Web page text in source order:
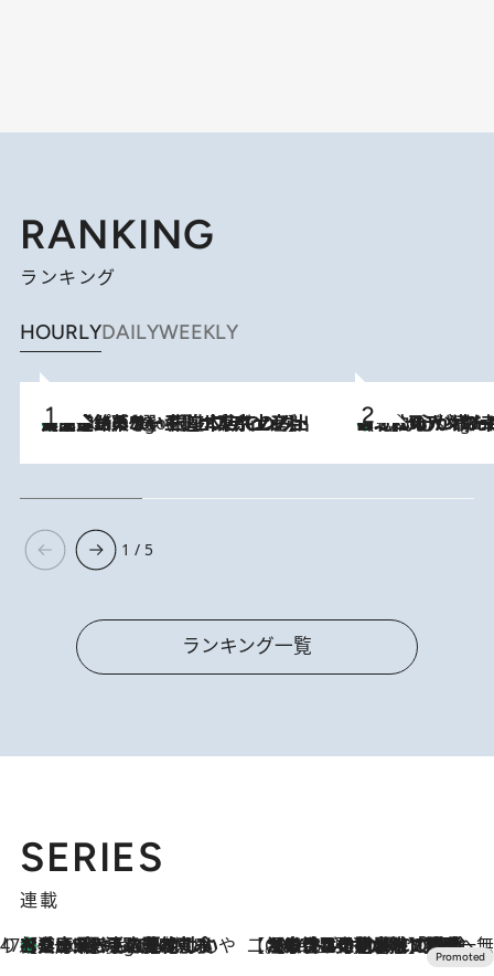
RANKING
ランキング
HOURLYDAILYWEEKLY
2 Hours Ago
【間違いのない王道・東京土産】資生堂パーラー 銀座本店でのみ出会える銘菓5選《極上プディング・濃厚チーズケーキ・ボンボンショコラほか》 2 Hours Ago
《北欧の人々の幸福度が高いのは…》元デンマーク親善大使が出会った“心が満たされる暮らし”「いいかげんにヒュッゲしなさい！」
1 / 5
ランキング一覧
SERIES
連載
47都道府県の手みやげ ひんやりスイーツで夏を満喫
2 Hours Ago
【兵庫県】この夏絶対食べたい 冷やしておいしいおやつ3選 淡路島の恵みをジェラートに集約 【CREA×星野リゾート】唯一無二。癒しと発見が待つ場所へ
2026.8.7
【トンボの足水浴】ヒノキの香りに包まれて涼感マックス！約13℃の湧水かけ流しを避暑地「星野温泉 トンボの湯」で体験